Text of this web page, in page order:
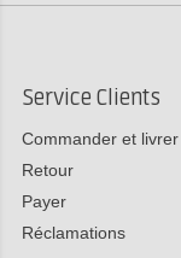
Service Clients
Commander et livrer
Retour
Payer
Réclamations